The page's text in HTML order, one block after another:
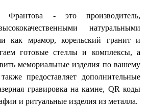
Франтова - это производитель,
натуральными
как мрамор, корельский гранит и
готовые стеллы и комплексы, а
мемориальные изделия по вашему
предоставляет дополнительные
гравировка на камне, QR коды
и ритуальные изделия из металла.